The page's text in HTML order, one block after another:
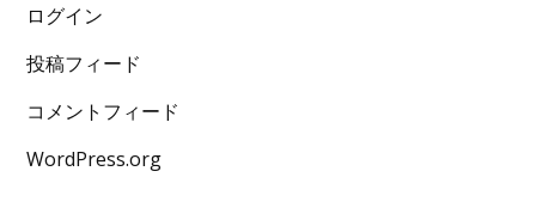
ログイン
投稿フィード
コメントフィード
WordPress.org